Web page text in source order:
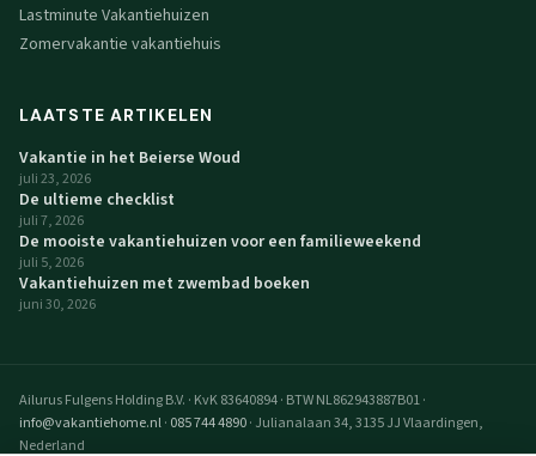
Lastminute Vakantiehuizen
Zomervakantie vakantiehuis
LAATSTE ARTIKELEN
Vakantie in het Beierse Woud
juli 23, 2026
De ultieme checklist
juli 7, 2026
De mooiste vakantiehuizen voor een familieweekend
juli 5, 2026
Vakantiehuizen met zwembad boeken
juni 30, 2026
Ailurus Fulgens Holding B.V. · KvK 83640894· BTW NL862943887B01·
info@vakantiehome.nl· 085 744 4890· Julianalaan 34, 3135 JJ Vlaardingen,
Nederland